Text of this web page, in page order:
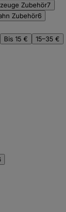
Zubehör7
Zubehör6
Bis 15 €
15–35 €